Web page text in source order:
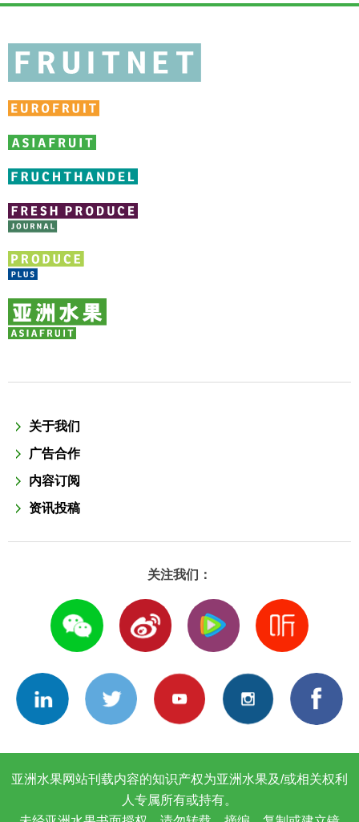
关于我们
广告合作
内容订阅
资讯投稿
关注我们：
亚洲水果网站刊载内容的知识产权为亚洲水果及/或相关权利
人专属所有或持有。